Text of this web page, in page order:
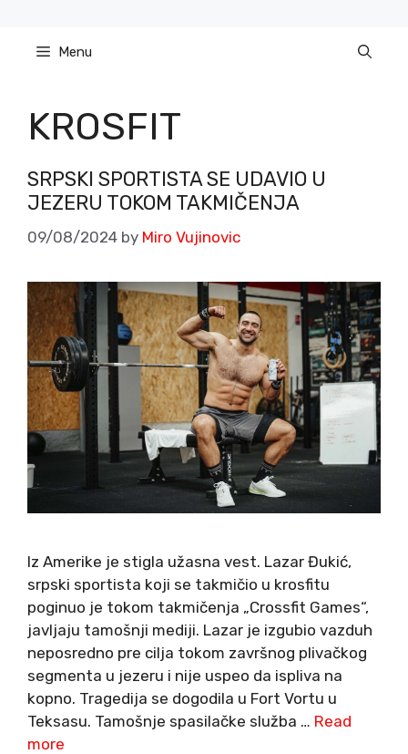
content Menu
KROSFIT
SRPSKI SPORTISTA SE UDAVIO U
JEZERU TOKOM TAKMIČENJA
09/08/2024 by Miro Vujinovic
Iz Amerike je stigla užasna vest. Lazar Đukić,
srpski sportista koji se takmičio u krosfitu
poginuo je tokom takmičenja „Crossfit Games“,
javljaju tamošnji mediji. Lazar je izgubio vazduh
neposredno pre cilja tokom završnog plivačkog
segmenta u jezeru i nije uspeo da ispliva na
kopno. Tragedija se dogodila u Fort Vortu u
Teksasu. Tamošnje spasilačke služba … Read
more